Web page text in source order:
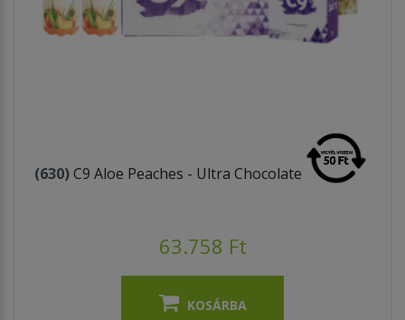
(630)C9 Aloe Peaches - Ultra Chocolate
63.758 Ft
KOSÁRBA